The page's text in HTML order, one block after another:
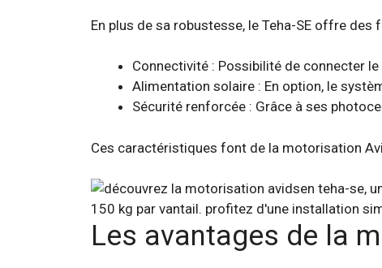
En plus de sa robustesse, le Teha-SE offre
Connectivité : Possibilité de connecter
Alimentation solaire : En option, le
Sécurité renforcée : Grâce à ses
Ces caractéristiques font de la motorisation
Les avantages de la